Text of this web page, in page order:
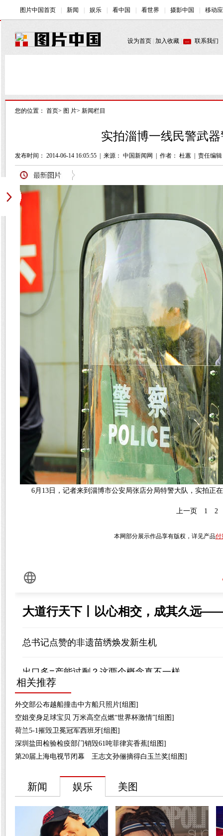
您的位置： 首页> 图 片> 新闻栏目
实拍淄博一线民警武
发布时间： 2014-06-14 16:05:55 来源： 中国新闻网 作者： 杜蕙 责任编
6月13日，记者来到淄博市公安局张店分局特警大队，实拍正
上一页 1 2
本网部分展示作品享有版权，详见产品付
相关推荐
外交部公布越船撞击中方船只照片[组图]
空姐变身足球宝贝 万米高空点燃“世界杯激情”[组图]
荷兰5-1摧毁卫冕冠军西班牙[组图]
深圳盐田检验检疫部门销毁61吨菲律宾香蕉[组图]
第20届上海电视节闭幕 王志文孙俪摘得白玉兰奖[组图]